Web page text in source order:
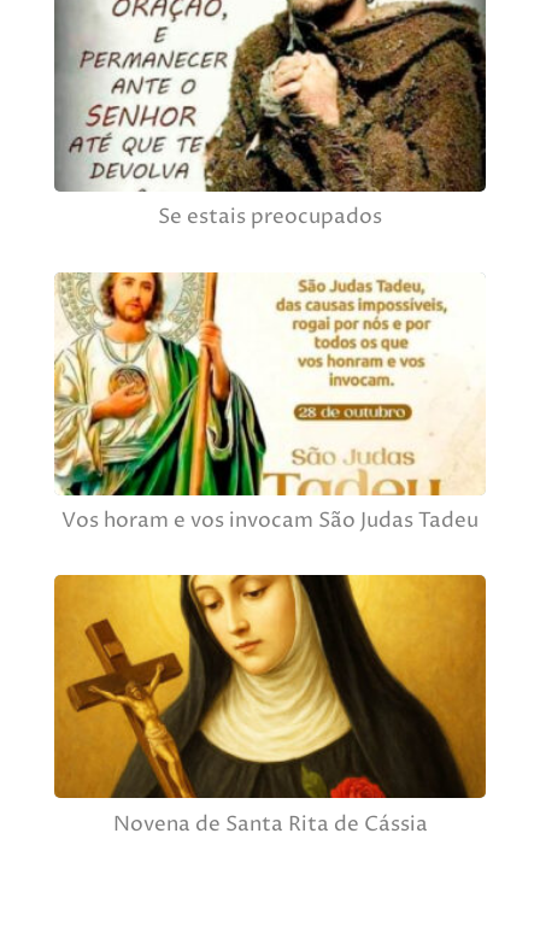
Se estais preocupados
Vos horam e vos invocam São Judas Tadeu
Novena de Santa Rita de Cássia